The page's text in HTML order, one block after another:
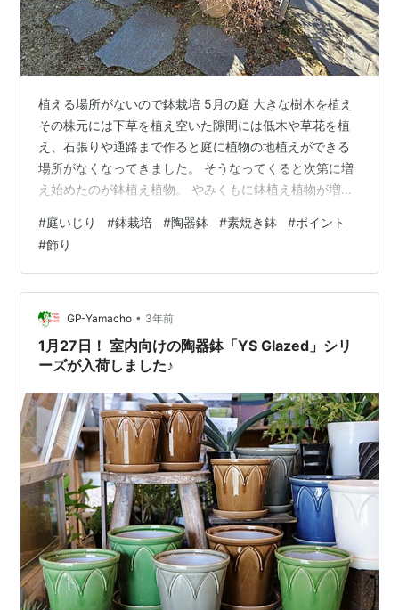
植える場所がないので鉢栽培 5月の庭 大きな樹木を植え
その株元には下草を植え空いた隙間には低木や草花を植
え、石張りや通路まで作ると庭に植物の地植えができる
場所がなくなってきました。 そうなってくると次第に増
え始めたのが鉢植え植物。 やみくもに鉢植え植物が増え
どのような鉢を使っているか考えてみました。 栽培用土
の違いから鉢栽培 花ショウブ（冬季）：陶器鉢（外径40
ｃｍ） 花ショウブは水辺に近い所（湿った土）から草花
が育つ花壇の土まで幅広く育てることができるのです
が、義父から鉢ごと花ショウブをいただいた時は底に穴
がない鉢で常に水が溜まってはなかっ…
#庭いじり #鉢栽培 #陶器鉢 #素焼き鉢 #ポイント
#飾り
GP-Yamacho • 3年前
1月27日！ 室内向けの陶器鉢「YS Glazed」シリ
ーズが入荷しました♪